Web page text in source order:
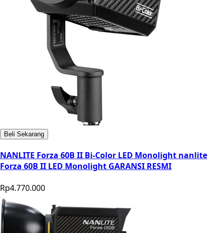
Beli Sekarang
NANLITE Forza 60B II Bi-Color LED Monolight nanlite
Forza 60B II LED Monolight GARANSI RESMI
Rp4.770.000